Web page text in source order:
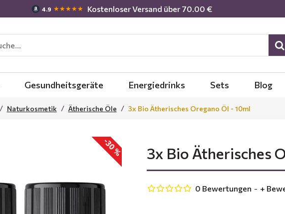
4.9 ★★★★★ Kostenloser Versand über 70.00 €
Gesundheitsgeräte Energiedrinks Sets Blog
Naturkosmetik Ätherische Öle 3x Bio Ätherisches Oregano Öl - 10ml
-30 % 3x Bio Ätherisches
0 Bewertungen - +